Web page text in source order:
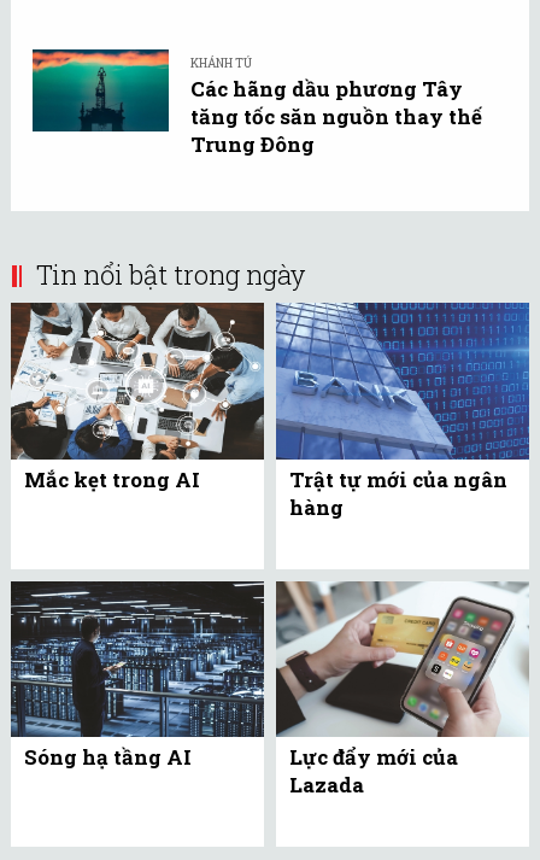
KHÁNH TÚ
Các hãng dầu phương Tây
tăng tốc săn nguồn thay thế
Trung Đông
Tin nổi bật trong ngày
Mắc kẹt trong AI
Trật tự mới của ngân
hàng
Sóng hạ tầng AI
Lực đẩy mới của
Lazada